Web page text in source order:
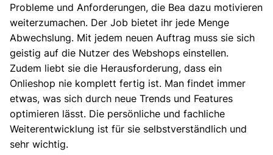
Probleme und Anforderungen, die Bea dazu motivieren
weiterzumachen. Der Job bietet ihr jede Menge
Abwechslung. Mit jedem neuen Auftrag muss sie sich
geistig auf die Nutzer des Webshops einstellen.
Zudem liebt sie die Herausforderung, dass ein
Onlieshop nie komplett fertig ist. Man findet immer
etwas, was sich durch neue Trends und Features
optimieren lässt. Die persönliche und fachliche
Weiterentwicklung ist für sie selbstverständlich und
sehr wichtig.